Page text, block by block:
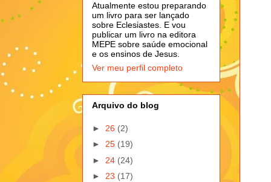
Atualmente estou preparando
um livro para ser lançado
sobre Eclesiastes. E vou
publicar um livro na editora
MEPE sobre saúde emocional
e os ensinos de Jesus.
Ver meu perfil completo
Arquivo do blog
► 26 (2)
► 25 (19)
► 24 (24)
► 23 (17)